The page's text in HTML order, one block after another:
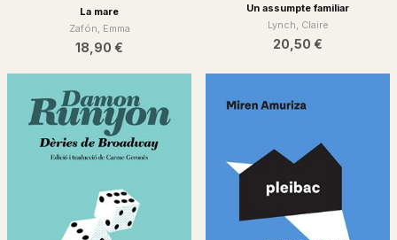
La mare
Zafón, Emma
18,90 €
Un assumpte familiar
Lynch, Claire
20,50 €